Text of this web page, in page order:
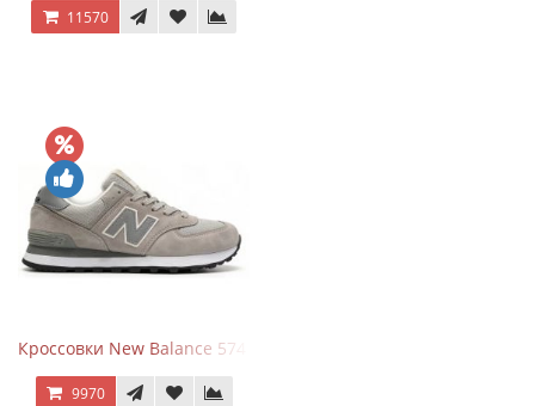
11570
Кроссовки New Balance 574 Silver Summer Fog
9970